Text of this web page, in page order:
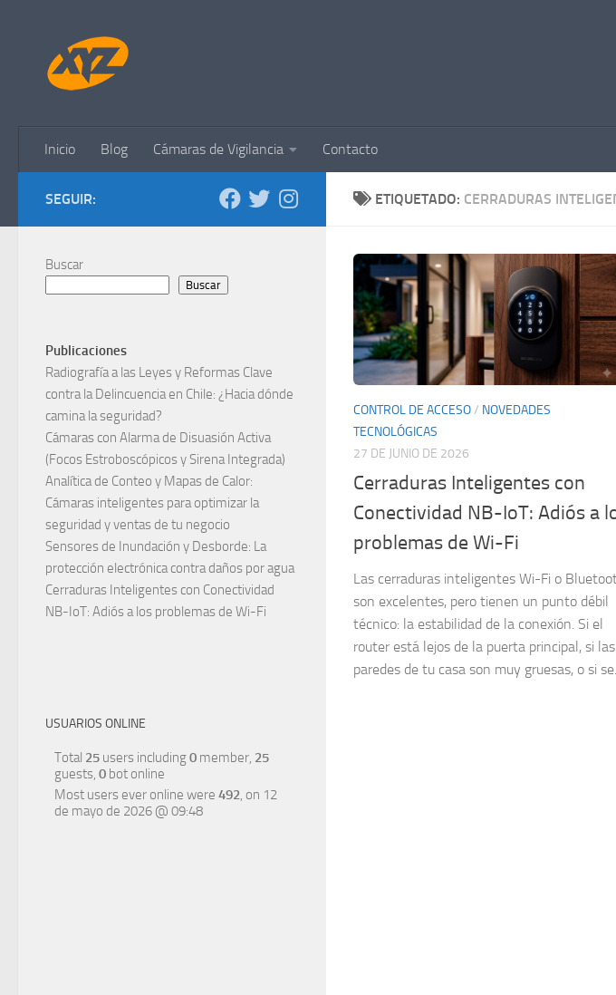
Inicio Blog Cámaras de Vigilancia Contacto
ETIQUETADO: CERRADURAS
CONTROL DE ACCESO/ NOVEDADES
TECNOLÓGICAS
27 DE JUNIO DE 2026
Cerraduras Inteligentes con
Conectividad NB-IoT: Adiós a
problemas de Wi-Fi
Las cerraduras inteligentes Wi-Fi o
son excelentes, pero tienen un punto débil
técnico: la estabilidad de la conexión. Si el
router está lejos de la puerta principal, si las
paredes de tu casa son muy gruesas, o si
SEGUIR:
Buscar
Buscar
Publicaciones
Radiografía a las Leyes y Reformas Clave
contra la Delincuencia en Chile: ¿Hacia dónde
camina la seguridad?
Cámaras con Alarma de Disuasión Activa
(Focos Estroboscópicos y Sirena Integrada)
Analítica de Conteo y Mapas de Calor:
Cámaras inteligentes para optimizar la
seguridad y ventas de tu negocio
Sensores de Inundación y Desborde: La
protección electrónica contra daños por agua
Cerraduras Inteligentes con Conectividad
NB-IoT: Adiós a los problemas de Wi-Fi
USUARIOS ONLINE
Total 25 users including0 member, 25
guests, 0 bot online
Most users ever online were 492, on 12
de mayo de 2026 @ 09:48